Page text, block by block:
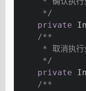
     */
private
/**
* 取消执行
     */
private
/**